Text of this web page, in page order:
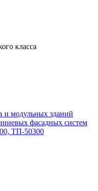
класса
и модульных зданий
фасадных систем
ТП-50300